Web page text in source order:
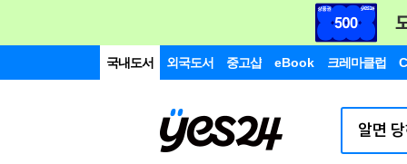
국내도서 외국도서 중고샵 eBook 크레마클럽